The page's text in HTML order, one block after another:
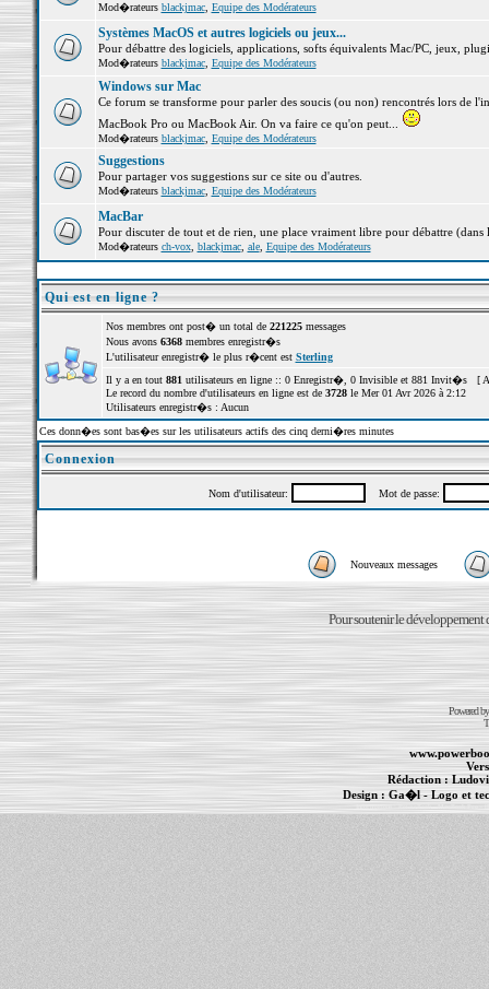
Mod�rateurs blackjmac, Equipe des Modérateurs
Systèmes MacOS et autres logiciels ou jeux...
Pour débattre des logiciels, applications, softs équivalents Mac/PC, jeux,
Mod�rateurs blackjmac, Equipe des Modérateurs
Windows sur Mac
Ce forum se transforme pour parler des soucis (ou non) rencontrés lors de
MacBook Pro ou MacBook Air. On va faire ce qu'on peut...
Mod�rateurs blackjmac, Equipe des Modérateurs
Suggestions
Pour partager vos suggestions sur ce site ou d'autres.
Mod�rateurs blackjmac, Equipe des Modérateurs
MacBar
Pour discuter de tout et de rien, une place vraiment libre pour débattre (dans
Mod�rateurs ch-vox, blackjmac, ale, Equipe des Modérateurs
Qui est en ligne ?
Nos membres ont post� un total de 221225messages
Nous avons 6368membres enregistr�s
L'utilisateur enregistr� le plus r�cent est Sterling
Il y a en tout 881 utilisateurs en ligne :: 0 Enregistr�, 0 Invisible et 881 Invit�s [
Le record du nombre d'utilisateurs en ligne est de 3728le Mer 01 Avr 2026 à 2:12
Utilisateurs enregistr�s : Aucun
Ces donn�es sont bas�es sur les utilisateurs actifs des cinq derni�res minutes
Connexion
Nom d'utilisateur: Mot de passe:
Nouveaux messages
Pour soutenir le développement
Powered
Rédaction :
Design : Ga�l- Logo et